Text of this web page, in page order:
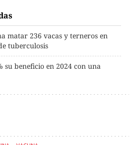
matar 236 vacas y terneros en
tuberculosis
beneficio en 2024 con una